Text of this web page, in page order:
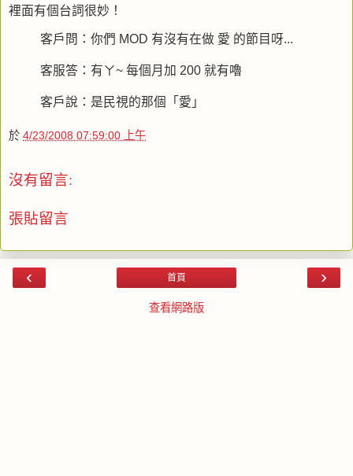
裡面有個台詞很妙！
客戶問：你們 MOD 有沒有在做 愛 的節目呀...
客服答：有ㄚ~ 每個月加 200 就有嚕
客戶說：是民視的那個「愛」
於 4/23/2008 07:59:00 上午
沒有留言:
張貼留言
‹ ›
首頁
查看網路版